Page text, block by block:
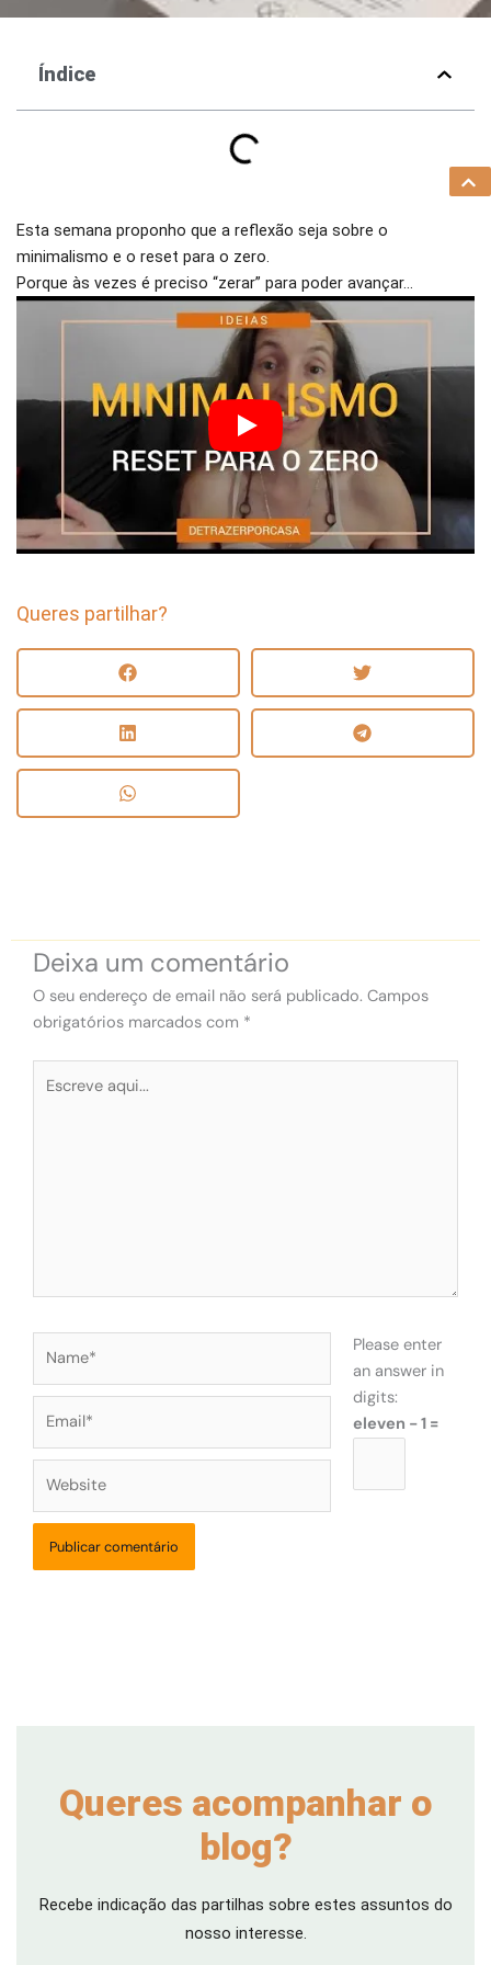
Índice
Esta semana proponho que a reflexão seja sobre o
minimalismo e o reset para o zero.
Porque às vezes é preciso “zerar” para poder avançar…
Queres partilhar?
Deixa um comentário
O seu endereço de email não será publicado. Campos
obrigatórios marcados com *
Please enter
an answer in
digits:
eleven − 1 =
Queres acompanhar o
blog?
Recebe indicação das partilhas sobre estes assuntos do
nosso interesse.